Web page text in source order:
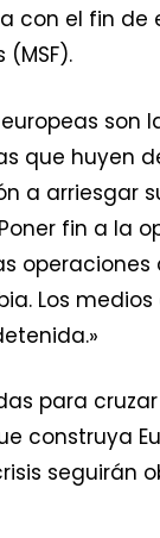
con el fin de
son
que huyen
a arriesgar
fin a la
Los
para
construya
seguirán